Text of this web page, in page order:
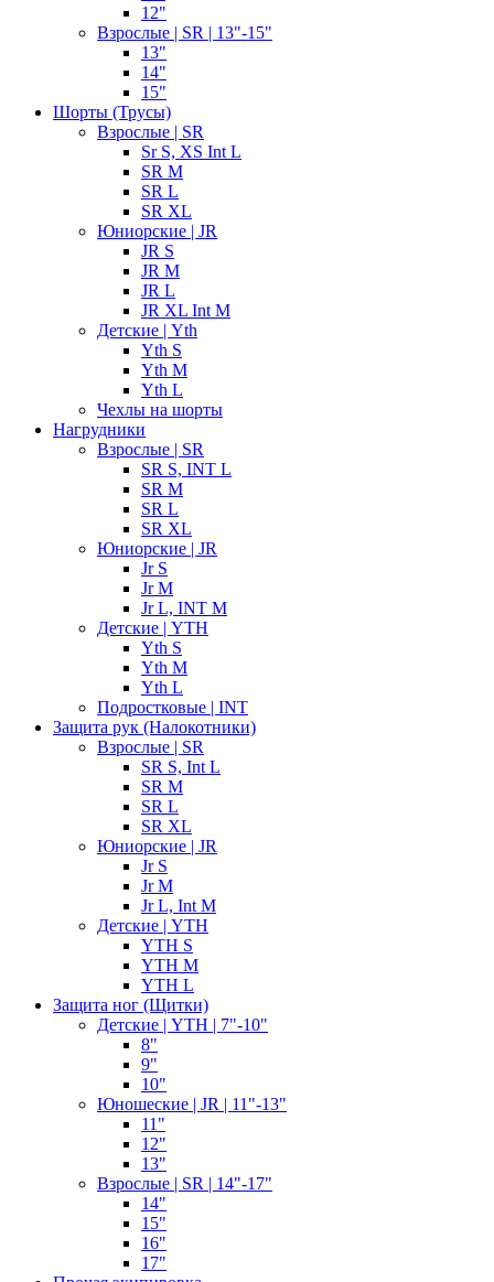
12"
Взрослые | SR | 13"-15"
13"
14"
15"
Шорты (Трусы)
Взрослые | SR
Sr S, XS Int L
SR M
SR L
SR XL
Юниорские | JR
JR S
JR M
JR L
JR XL Int M
Детские | Yth
Yth S
Yth M
Yth L
Чехлы на шорты
Нагрудники
Взрослые | SR
SR S, INT L
SR M
SR L
SR XL
Юниорские | JR
Jr S
Jr M
Jr L, INT M
Детские | YTH
Yth S
Yth M
Yth L
Подростковые | INT
Защита рук (Налокотники)
Взрослые | SR
SR S, Int L
SR M
SR L
SR XL
Юниорские | JR
Jr S
Jr M
Jr L, Int M
Детские | YTH
YTH S
YTH M
YTH L
Защита ног (Щитки)
Детские | YTH | 7"-10"
8"
9"
10"
Юношеские | JR | 11"-13"
11"
12"
13"
Взрослые | SR | 14"-17"
14"
15"
16"
17"